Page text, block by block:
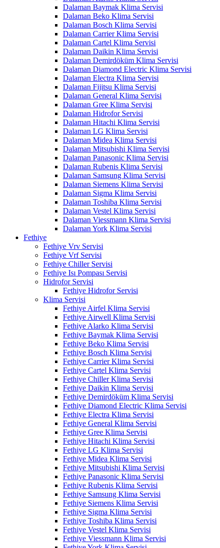
Dalaman Baymak Klima Servisi
Dalaman Beko Klima Servisi
Dalaman Bosch Klima Servisi
Dalaman Carrier Klima Servisi
Dalaman Cartel Klima Servisi
Dalaman Daikin Klima Servisi
Dalaman Demirdöküm Klima Servisi
Dalaman Diamond Electric Klima Servisi
Dalaman Electra Klima Servisi
Dalaman Fijitsu Klima Servisi
Dalaman General Klima Servisi
Dalaman Gree Klima Servisi
Dalaman Hidrofor Servisi
Dalaman Hitachi Klima Servisi
Dalaman LG Klima Servisi
Dalaman Midea Klima Servisi
Dalaman Mitsubishi Klima Servisi
Dalaman Panasonic Klima Servisi
Dalaman Rubenis Klima Servisi
Dalaman Samsung Klima Servisi
Dalaman Siemens Klima Servisi
Dalaman Sigma Klima Servisi
Dalaman Toshiba Klima Servisi
Dalaman Vestel Klima Servisi
Dalaman Viessmann Klima Servisi
Dalaman York Klima Servisi
Fethiye
Fethiye Vrv Servisi
Fethiye Vrf Servisi
Fethiye Chiller Servisi
Fethiye Isı Pompası Servisi
Hidrofor Servisi
Fethiye Hidrofor Servisi
Klima Servisi
Fethiye Airfel Klima Servisi
Fethiye Airwell Klima Servisi
Fethiye Alarko Klima Servisi
Fethiye Baymak Klima Servisi
Fethiye Beko Klima Servisi
Fethiye Bosch Klima Servisi
Fethiye Carrier Klima Servisi
Fethiye Cartel Klima Servisi
Fethiye Chiller Klima Servisi
Fethiye Daikin Klima Servisi
Fethiye Demirdöküm Klima Servisi
Fethiye Diamond Electric Klima Servisi
Fethiye Electra Klima Servisi
Fethiye General Klima Servisi
Fethiye Gree Klima Servisi
Fethiye Hitachi Klima Servisi
Fethiye LG Klima Servisi
Fethiye Midea Klima Servisi
Fethiye Mitsubishi Klima Servisi
Fethiye Panasonic Klima Servisi
Fethiye Rubenis Klima Servisi
Fethiye Samsung Klima Servisi
Fethiye Siemens Klima Servisi
Fethiye Sigma Klima Servisi
Fethiye Toshiba Klima Servisi
Fethiye Vestel Klima Servisi
Fethiye Viessmann Klima Servisi